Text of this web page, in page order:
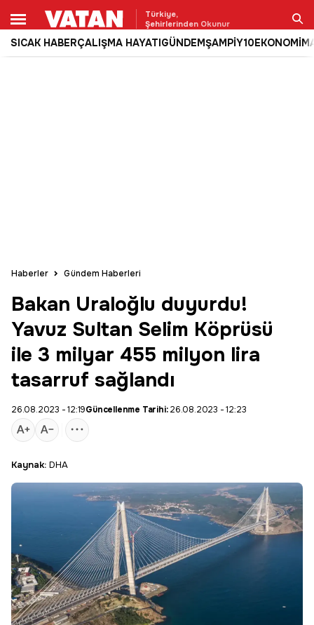
Türkiye,
Şehirlerinden Okunur
SICAK HABERÇALIŞMA HAYATIGÜNDEMŞAMPİY10EKONOMİ
Ara
Haberler Gündem Haberleri
Bakan Uraloğlu duyurdu!
Yavuz Sultan Selim Köprüsü
ile 3 milyar 455 milyon lira
tasarruf sağlandı
26.08.2023 - 12:19Güncellenme Tarihi:26.08.2023 - 12:23
Kaynak: DHA